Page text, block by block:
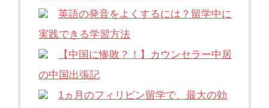
英語の発音をよくするには？留学中に
実践できる学習方法
【中国に惨敗？！】カウンセラー中居
の中国出張記
1ヵ月のフィリピン留学で、最大の効